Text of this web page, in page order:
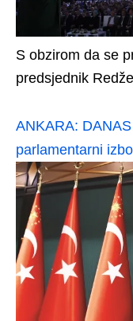
S obzirom da se
predsjednik
ANKARA:
parlamentarni